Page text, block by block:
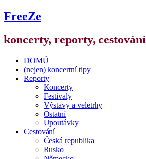
FreeZe
koncerty, reporty, cestování
DOMŮ
(nejen) koncertní tipy
Reporty
Koncerty
Festivaly
Výstavy a veletrhy
Ostatní
Upoutávky
Cestování
Česká republika
Rusko